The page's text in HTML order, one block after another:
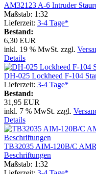
AM32123 A-6 Intruder
Maßstab: 1:32
Lieferzeit: 3-4 Tage*
Bestand:
6,30 EUR
inkl. 19 % MwSt. zzgl.
Details
DH-025 Lockheed F-104
Lieferzeit: 3-4 Tage*
Bestand:
31,95 EUR
inkl. 7 % MwSt. zzgl.
Details
TB32035 AIM-120B/C
Beschriftungen
Maßstab: 1:32